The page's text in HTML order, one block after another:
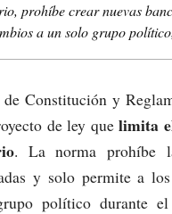
prohíbe crear nuevas
a un solo grupo político,
Constitución y
de ley que limita
. La norma prohíbe
y solo permite a
político durante